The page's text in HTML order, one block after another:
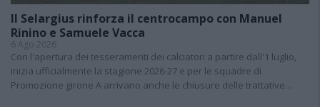
Il Selargius rinforza il centrocampo con Manuel
Rinino e Samuele Vacca
6 Ago 2026
Con l'apertura dei tesseramenti dei calciatori a partire dall'1 luglio,
inizia ufficialmente la stagione 2026-27 e per le squadre di
Promozione girone A arrivano anche le chiusure delle trattative…